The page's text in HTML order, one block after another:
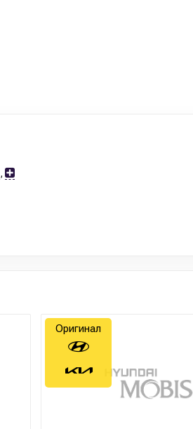
,
Оригинал